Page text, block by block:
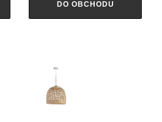
DO OBCHODU